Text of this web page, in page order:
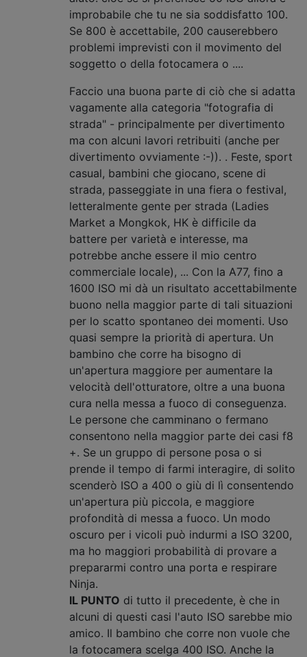
improbabile che tu ne sia soddisfatto 100.
Se 800 è accettabile, 200 causerebbero
problemi imprevisti con il movimento del
soggetto o della fotocamera o ....
Faccio una buona parte di ciò che si adatta
vagamente alla categoria "fotografia di
strada" - principalmente per divertimento
ma con alcuni lavori retribuiti (anche per
divertimento ovviamente :-)). . Feste, sport
casual, bambini che giocano, scene di
strada, passeggiate in una fiera o festival,
letteralmente gente per strada (Ladies
Market a Mongkok, HK è difficile da
battere per varietà e interesse, ma
potrebbe anche essere il mio centro
commerciale locale), ... Con la A77, fino a
1600 ISO mi dà un risultato accettabilmente
buono nella maggior parte di tali situazioni
per lo scatto spontaneo dei momenti. Uso
quasi sempre la priorità di apertura. Un
bambino che corre ha bisogno di
un'apertura maggiore per aumentare la
velocità dell'otturatore, oltre a una buona
cura nella messa a fuoco di conseguenza.
Le persone che camminano o fermano
consentono nella maggior parte dei casi f8
+. Se un gruppo di persone posa o si
prende il tempo di farmi interagire, di solito
scenderò ISO a 400 o giù di lì consentendo
un'apertura più piccola, e maggiore
profondità di messa a fuoco. Un modo
oscuro per i vicoli può indurmi a ISO 3200,
ma ho maggiori probabilità di provare a
prepararmi contro una porta e respirare
Ninja.
IL PUNTO di tutto il precedente, è che in
alcuni di questi casi l'auto ISO sarebbe mio
amico. Il bambino che corre non vuole che
la fotocamera scelga 400 ISO. Anche la